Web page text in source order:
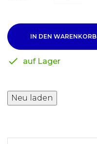
IN DEN WARENKORB
 auf Lager